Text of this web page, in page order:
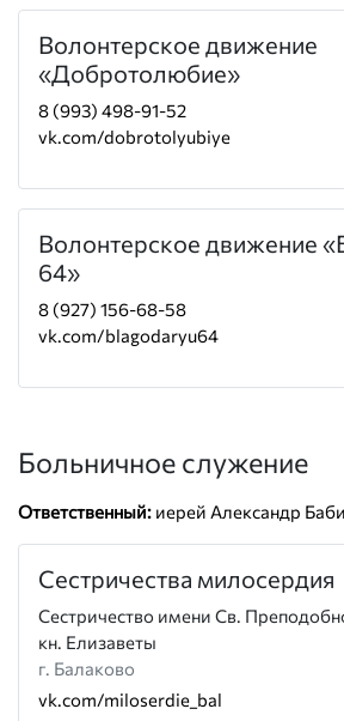
Волонтерское движение
«Добротолюбие»
8 (993) 498-91-52
vk.com/dobrotolyubiye
Волонтерское движение
64»
8 (927) 156-68-58
vk.com/blagodaryu64
Больничное служение
Ответственный: иерей Александр
Сестричества милосердия
Сестричество имени Св.
кн. Елизаветы
г. Балаково
vk.com/miloserdie_bal